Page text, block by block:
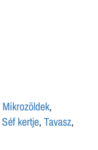
Mikrozöldek,
Séf kertje, Tavasz,